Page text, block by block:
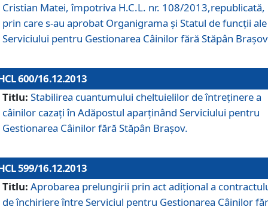
Cristian Matei, împotriva H.C.L. nr. 108/2013,republicată,
prin care s-au aprobat Organigrama şi Statul de funcţii ale
Serviciului pentru Gestionarea Câinilor fără Stăpân
600/16.12.2013
Titlu: Stabilirea cuantumului cheltuielilor de întreţinere a
câinilor cazaţi în Adăpostul aparţinând Serviciului pentru
Gestionarea Câinilor fără Stăpân Braşov.
599/16.12.2013
Titlu: Aprobarea prelungirii prin act adiţional a
de închiriere între Serviciul pentru Gestionarea Câinilor